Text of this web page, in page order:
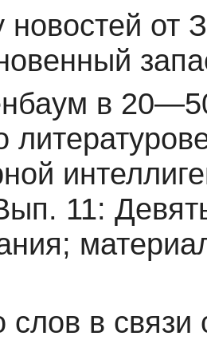
от
в
11:
слов в